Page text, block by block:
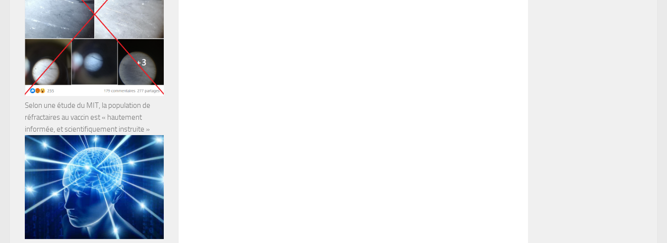
Selon une étude du MIT, la population de
réfractaires au vaccin est « hautement
informée, et scientifiquement instruite »